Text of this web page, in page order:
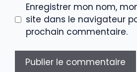
Enregistrer mon nom,
site dans le navigateur
prochain commentaire.